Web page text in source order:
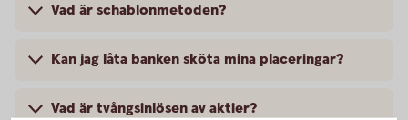
Vad är schablonmetoden?
Kan jag låta banken sköta mina placeringar?
Vad är tvångsinlösen av aktier?